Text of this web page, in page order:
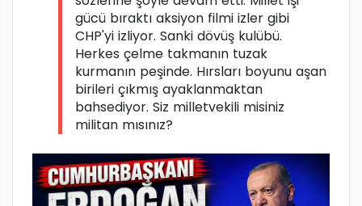
gücü bıraktı aksiyon filmi izler gibi
CHP'yi izliyor. Sanki dövüş kulübü.
Herkes çelme takmanın tuzak
kurmanın peşinde. Hırsları boyunu aşan
birileri çıkmış ayaklanmaktan
bahsediyor. Siz milletvekili misiniz
militan mısınız?